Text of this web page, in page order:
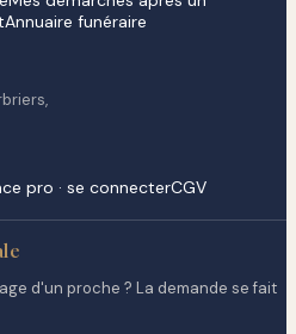
Annuaire funéraire
pro · se connecterCGV
d'un proche ? La demande se fait